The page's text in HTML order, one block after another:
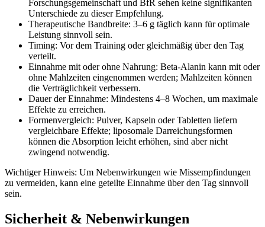
Forschungsgemeinschaft und BfR sehen keine signifikanten
Unterschiede zu dieser Empfehlung.
Therapeutische Bandbreite: 3–6 g täglich kann für optimale
Leistung sinnvoll sein.
Timing: Vor dem Training oder gleichmäßig über den Tag
verteilt.
Einnahme mit oder ohne Nahrung: Beta-Alanin kann mit oder
ohne Mahlzeiten eingenommen werden; Mahlzeiten können
die Verträglichkeit verbessern.
Dauer der Einnahme: Mindestens 4–8 Wochen, um maximale
Effekte zu erreichen.
Formenvergleich: Pulver, Kapseln oder Tabletten liefern
vergleichbare Effekte; liposomale Darreichungsformen
können die Absorption leicht erhöhen, sind aber nicht
zwingend notwendig.
Wichtiger Hinweis: Um Nebenwirkungen wie Missempfindungen
zu vermeiden, kann eine geteilte Einnahme über den Tag sinnvoll
sein.
Sicherheit & Nebenwirkungen